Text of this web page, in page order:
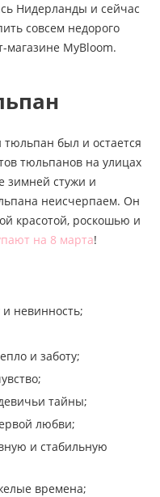
Нидерланды и сейчас
совсем недорого
магазине MyBloom.
был и остается
тюльпанов на улицах
зимней стужи и
неисчерпаем. Он
красотой, роскошью и
на 8 марта!
невинность;
и заботу;
тайны;
любви;
и стабильную
времена;